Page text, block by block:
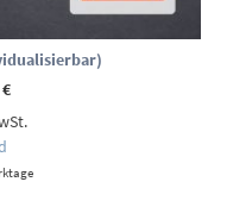
€Preisspanne:
bis